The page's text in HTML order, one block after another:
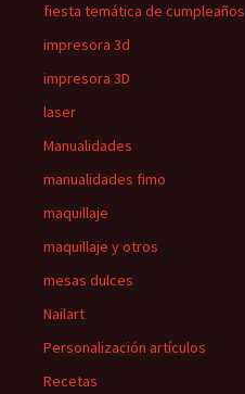
fiesta temática de cumpleaños
impresora 3d
impresora 3D
laser
Manualidades
manualidades fimo
maquillaje
maquillaje y otros
mesas dulces
Nailart
Personalización artículos
Recetas